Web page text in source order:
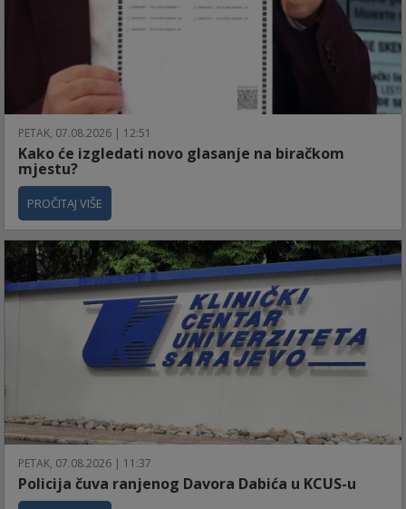
PETAK, 07.08.2026 | 12:51
Kako će izgledati novo glasanje na biračkom
mjestu?
PROČITAJ VIŠE
PETAK, 07.08.2026 | 11:37
Policija čuva ranjenog Davora Dabića u KCUS-u